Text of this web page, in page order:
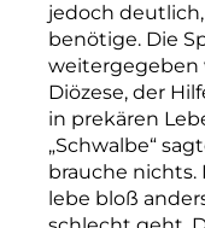
jedoch
benötige. Die
weitergegeben
Diözese, der
in prekären
„Schwalbe“
brauche nichts.
lebe bloß